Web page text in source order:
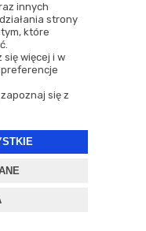
innych
strony
które
więcej i w
się z
House